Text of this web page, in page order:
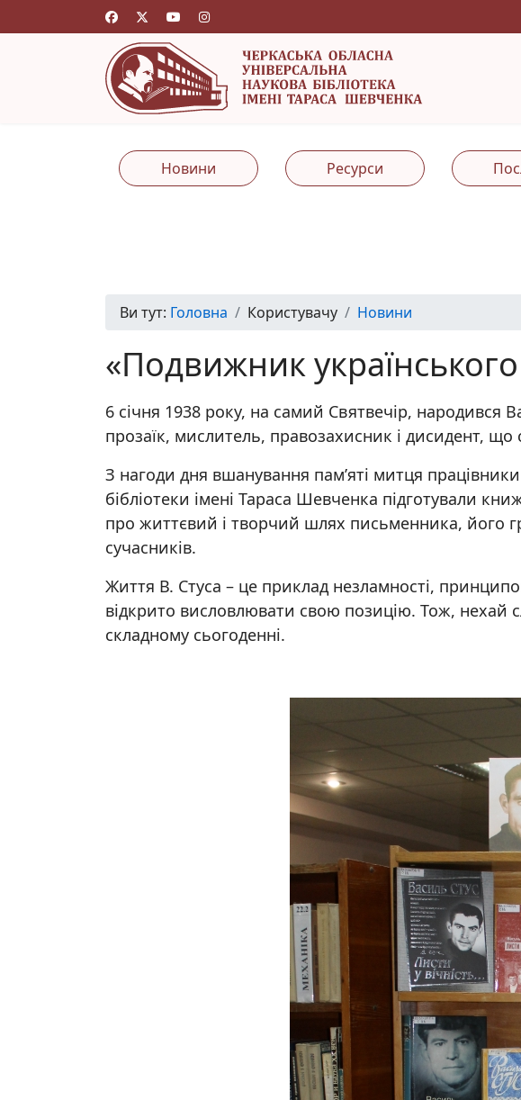
Новини Ресурси
Ви тут: Головна Користувачу Новини
«Подвижник
6 січня 1938 року, на самий Святвечір, народився
прозаїк, мислитель, правозахисник і дисидент,
З нагоди дня вшанування пам’яті митця
бібліотеки імені Тараса Шевченка підготували
про життєвий і творчий шлях письменника, його
сучасників.
Життя В. Стуса – це приклад незламності,
відкрито висловлювати свою позицію. Тож, нехай
складному сьогоденні.